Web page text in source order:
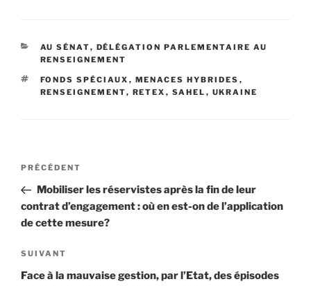
CATÉGORIES
AU SÉNAT, DÉLÉGATION PARLEMENTAIRE AU
RENSEIGNEMENT
ÉTIQUETTES
FONDS SPÉCIAUX , MENACES HYBRIDES ,
RENSEIGNEMENT, RETEX , SAHEL , UKRAINE
Navigation
l’article
Article
précédent
PRÉCÉDENT
Mobiliser les réservistes après la fin de leur
contrat d’engagement : où en est-on de l’application
de cette mesure?
Article
suivant
SUIVANT
Face à la mauvaise gestion, par l’Etat, des épisodes